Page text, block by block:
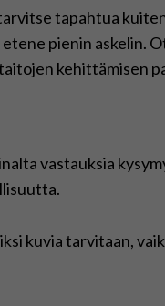
tapahtua
pienin askelin.
kehittämisen
vastauksia
kuvia tarvitaan,